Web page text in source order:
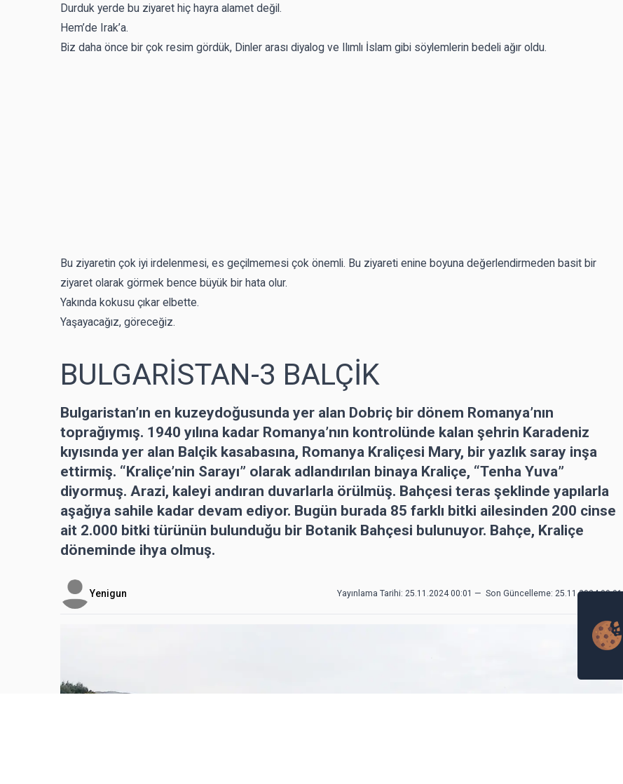
Durduk yerde bu ziyaret hiç hayra alamet değil.
Hem’de Irak’a.
Biz daha önce bir çok resim gördük, Dinler arası diyalog ve Ilımlı İslam gibi söylemlerin bedeli ağır oldu.
Bu ziyaretin çok iyi irdelenmesi, es geçilmemesi çok önemli. Bu ziyareti enine boyuna değerlendirmeden basit bir
ziyaret olarak görmek bence büyük bir hata olur.
Yakında kokusu çıkar elbette.
Yaşayacağız, göreceğiz.
BULGARİSTAN-3 BALÇİK
Bulgaristan’ın en kuzeydoğusunda yer alan Dobriç bir dönem Romanya’nın
toprağıymış. 1940 yılına kadar Romanya’nın kontrolünde kalan şehrin Karadeniz
kıyısında yer alan Balçik kasabasına, Romanya Kraliçesi Mary, bir yazlık saray inşa
ettirmiş. “Kraliçe’nin Sarayı” olarak adlandırılan binaya Kraliçe, “Tenha Yuva”
diyormuş. Arazi, kaleyi andıran duvarlarla örülmüş. Bahçesi teras şeklinde yapılarla
aşağıya sahile kadar devam ediyor. Bugün burada 85 farklı bitki ailesinden 200 cinse
ait 2.000 bitki türünün bulunduğu bir Botanik Bahçesi bulunuyor. Bahçe, Kraliçe
döneminde ihya olmuş.
Yenigun Yayınlama Tarihi: 25.11.2024 00:01 — Son Güncelleme: 25.11.2024 00:01